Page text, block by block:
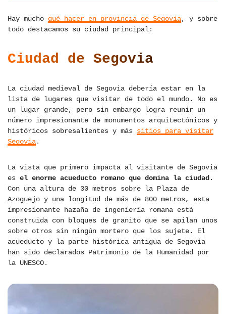
Hay mucho qué hacer en provincia de Segovia, y sobre
todo destacamos su ciudad principal:
Ciudad de Segovia
La ciudad medieval de Segovia debería estar en la
lista de lugares que visitar de todo el mundo. No es
un lugar grande, pero sin embargo logra reunir un
número impresionante de monumentos arquitectónicos y
históricos sobresalientes y más sitios para visitar
Segovia.
La vista que primero impacta al visitante de Segovia
es el enorme acueducto romano que domina la ciudad.
Con una altura de 30 metros sobre la Plaza de
Azoguejo y una longitud de más de 800 metros, esta
impresionante hazaña de ingeniería romana está
construida con bloques de granito que se apilan unos
sobre otros sin ningún mortero que los sujete. El
acueducto y la parte histórica antigua de Segovia
han sido declarados Patrimonio de la Humanidad por
la UNESCO.